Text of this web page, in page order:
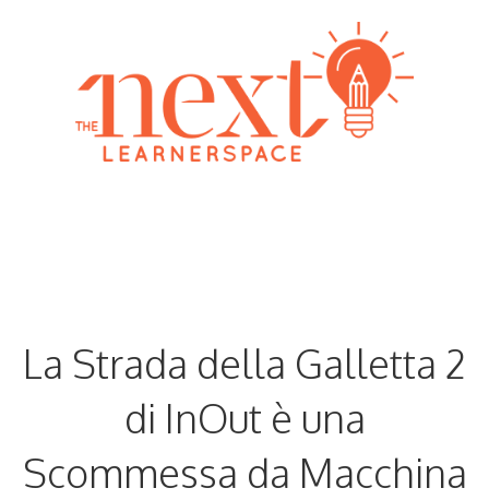
La Strada della Galletta 2
di InOut è una
Scommessa da Macchina